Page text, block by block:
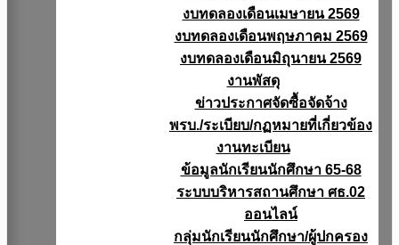
งบทดลองเดือนเมษายน 2569
งบทดลองเดือนพฤษภาคม 2569
งบทดลองเดือนมิถุนายน 2569
งานพัสดุ
ข่าวประกาศจัดซื้อจัดจ้าง
พรบ./ระเบียบ/กฏหมายที่เกี่ยวข้อง
งานทะเบียน
ข้อมูลนักเรียนนักศึกษา 65-68
ระบบบริหารสถานศึกษา ศธ.02
ออนไลน์
กลุ่มนักเรียนนักศึกษา/ผู้ปกครอง